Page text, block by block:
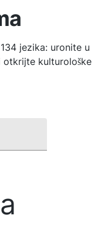
jezika: uronite u
otkrijte kulturološke